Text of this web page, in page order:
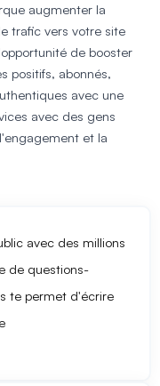
augmenter la
trafic vers votre site
de booster
positifs, abonnés,
avec une
avec des gens
et la
avec des millions
de questions-
te permet d'écrire